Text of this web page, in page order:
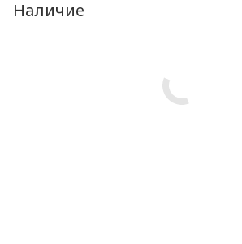
Наличие